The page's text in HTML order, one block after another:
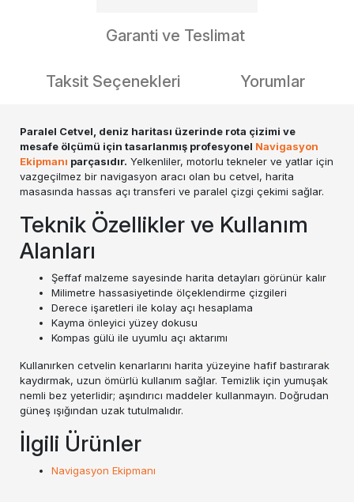
Garanti ve Teslimat
Taksit Seçenekleri Yorumlar
Paralel Cetvel, deniz haritası üzerinde rota çizimi ve
mesafe ölçümü için tasarlanmış profesyonel Navigasyon
Ekipmanı parçasıdır. Yelkenliler, motorlu tekneler ve yatlar için
vazgeçilmez bir navigasyon aracı olan bu cetvel, harita
masasında hassas açı transferi ve paralel çizgi çekimi sağlar.
Teknik Özellikler ve Kullanım
Alanları
Şeffaf malzeme sayesinde harita detayları görünür kalır
Milimetre hassasiyetinde ölçeklendirme çizgileri
Derece işaretleri ile kolay açı hesaplama
Kayma önleyici yüzey dokusu
Kompas gülü ile uyumlu açı aktarımı
Kullanırken cetvelin kenarlarını harita yüzeyine hafif bastırarak
kaydırmak, uzun ömürlü kullanım sağlar. Temizlik için yumuşak
nemli bez yeterlidir; aşındırıcı maddeler kullanmayın. Doğrudan
güneş ışığından uzak tutulmalıdır.
İlgili Ürünler
Navigasyon Ekipmanı